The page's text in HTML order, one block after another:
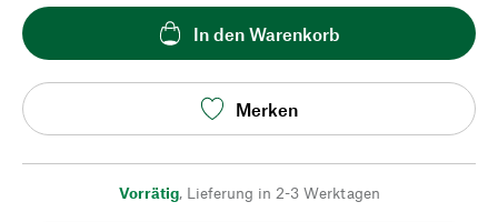
In den Warenkorb
Merken
Vorrätig, Lieferung in 2-3 Werktagen